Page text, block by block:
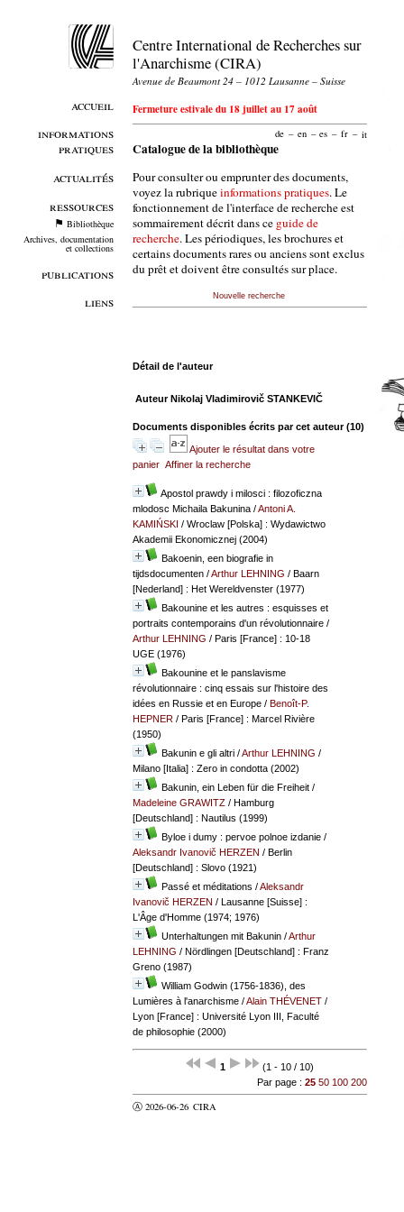
accueil
informations
pratiques
actualités
ressources
Bibliothèque
Archives, documentation
et collections
publications
liens
Centre International de Recherches sur
l'Anarchisme (CIRA)
Avenue de Beaumont 24 – 1012 Lausanne – Suisse
Fermeture estivale du 18 juillet au 17 août
de – en – es – fr – it
Catalogue de la bibliothèque
Pour consulter ou emprunter des documents,
voyez la rubriqueinformations pratiques. Le
fonctionnement de l'interface de recherche est
sommairement décrit dans ce guide de
recherche. Les périodiques, les brochures et
certains documents rares ou anciens sont exclus
du prêt et doivent être consultés sur place.
Nouvelle recherche
Détail de l'auteur
Auteur Nikolaj Vladimirovič STANKEVIČ
Documents disponibles écrits par cet auteur (10)
Ajouter le résultat dans votre
panier Affiner la recherche
Apostol prawdy i milosci : filozoficzna
mlodosc Michaila Bakunina/Antoni A.
KAMIŃSKI / Wroclaw [Polska] : Wydawictwo
Akademii Ekonomicznej (2004)
Bakoenin, een biografie in
tijdsdocumenten/Arthur LEHNING / Baarn
[Nederland] : Het Wereldvenster (1977)
Bakounine et les autres : esquisses et
portraits contemporains d'un révolutionnaire/
Arthur LEHNING / Paris [France] : 10-18
UGE (1976)
Bakounine et le panslavisme
révolutionnaire : cinq essais sur l'histoire des
idées en Russie et en Europe/ Benoît-P.
HEPNER/ Paris [France] : Marcel Rivière
(1950)
Bakunin e gli altri/Arthur LEHNING /
Milano [Italia] : Zero in condotta (2002)
Bakunin, ein Leben für die Freiheit/
Madeleine GRAWITZ/ Hamburg
[Deutschland] : Nautilus (1999)
Byloe i dumy : pervoe polnoe izdanie/
Aleksandr Ivanovič HERZEN / Berlin
[Deutschland] : Slovo (1921)
Passé et méditations /Aleksandr
Ivanovič HERZEN / Lausanne [Suisse] :
L'Âge d'Homme (1974; 1976)
Unterhaltungen mit Bakunin/Arthur
LEHNING / Nördlingen [Deutschland] : Franz
Greno (1987)
William Godwin (1756-1836), des
Lumières à l'anarchisme/Alain THÉVENET/
Lyon [France] : Université Lyon III, Faculté
de philosophie (2000)
1
(1 - 10 / 10)
Par page : 25 50 100 200
Ⓐ 2026-06-26 CIRA